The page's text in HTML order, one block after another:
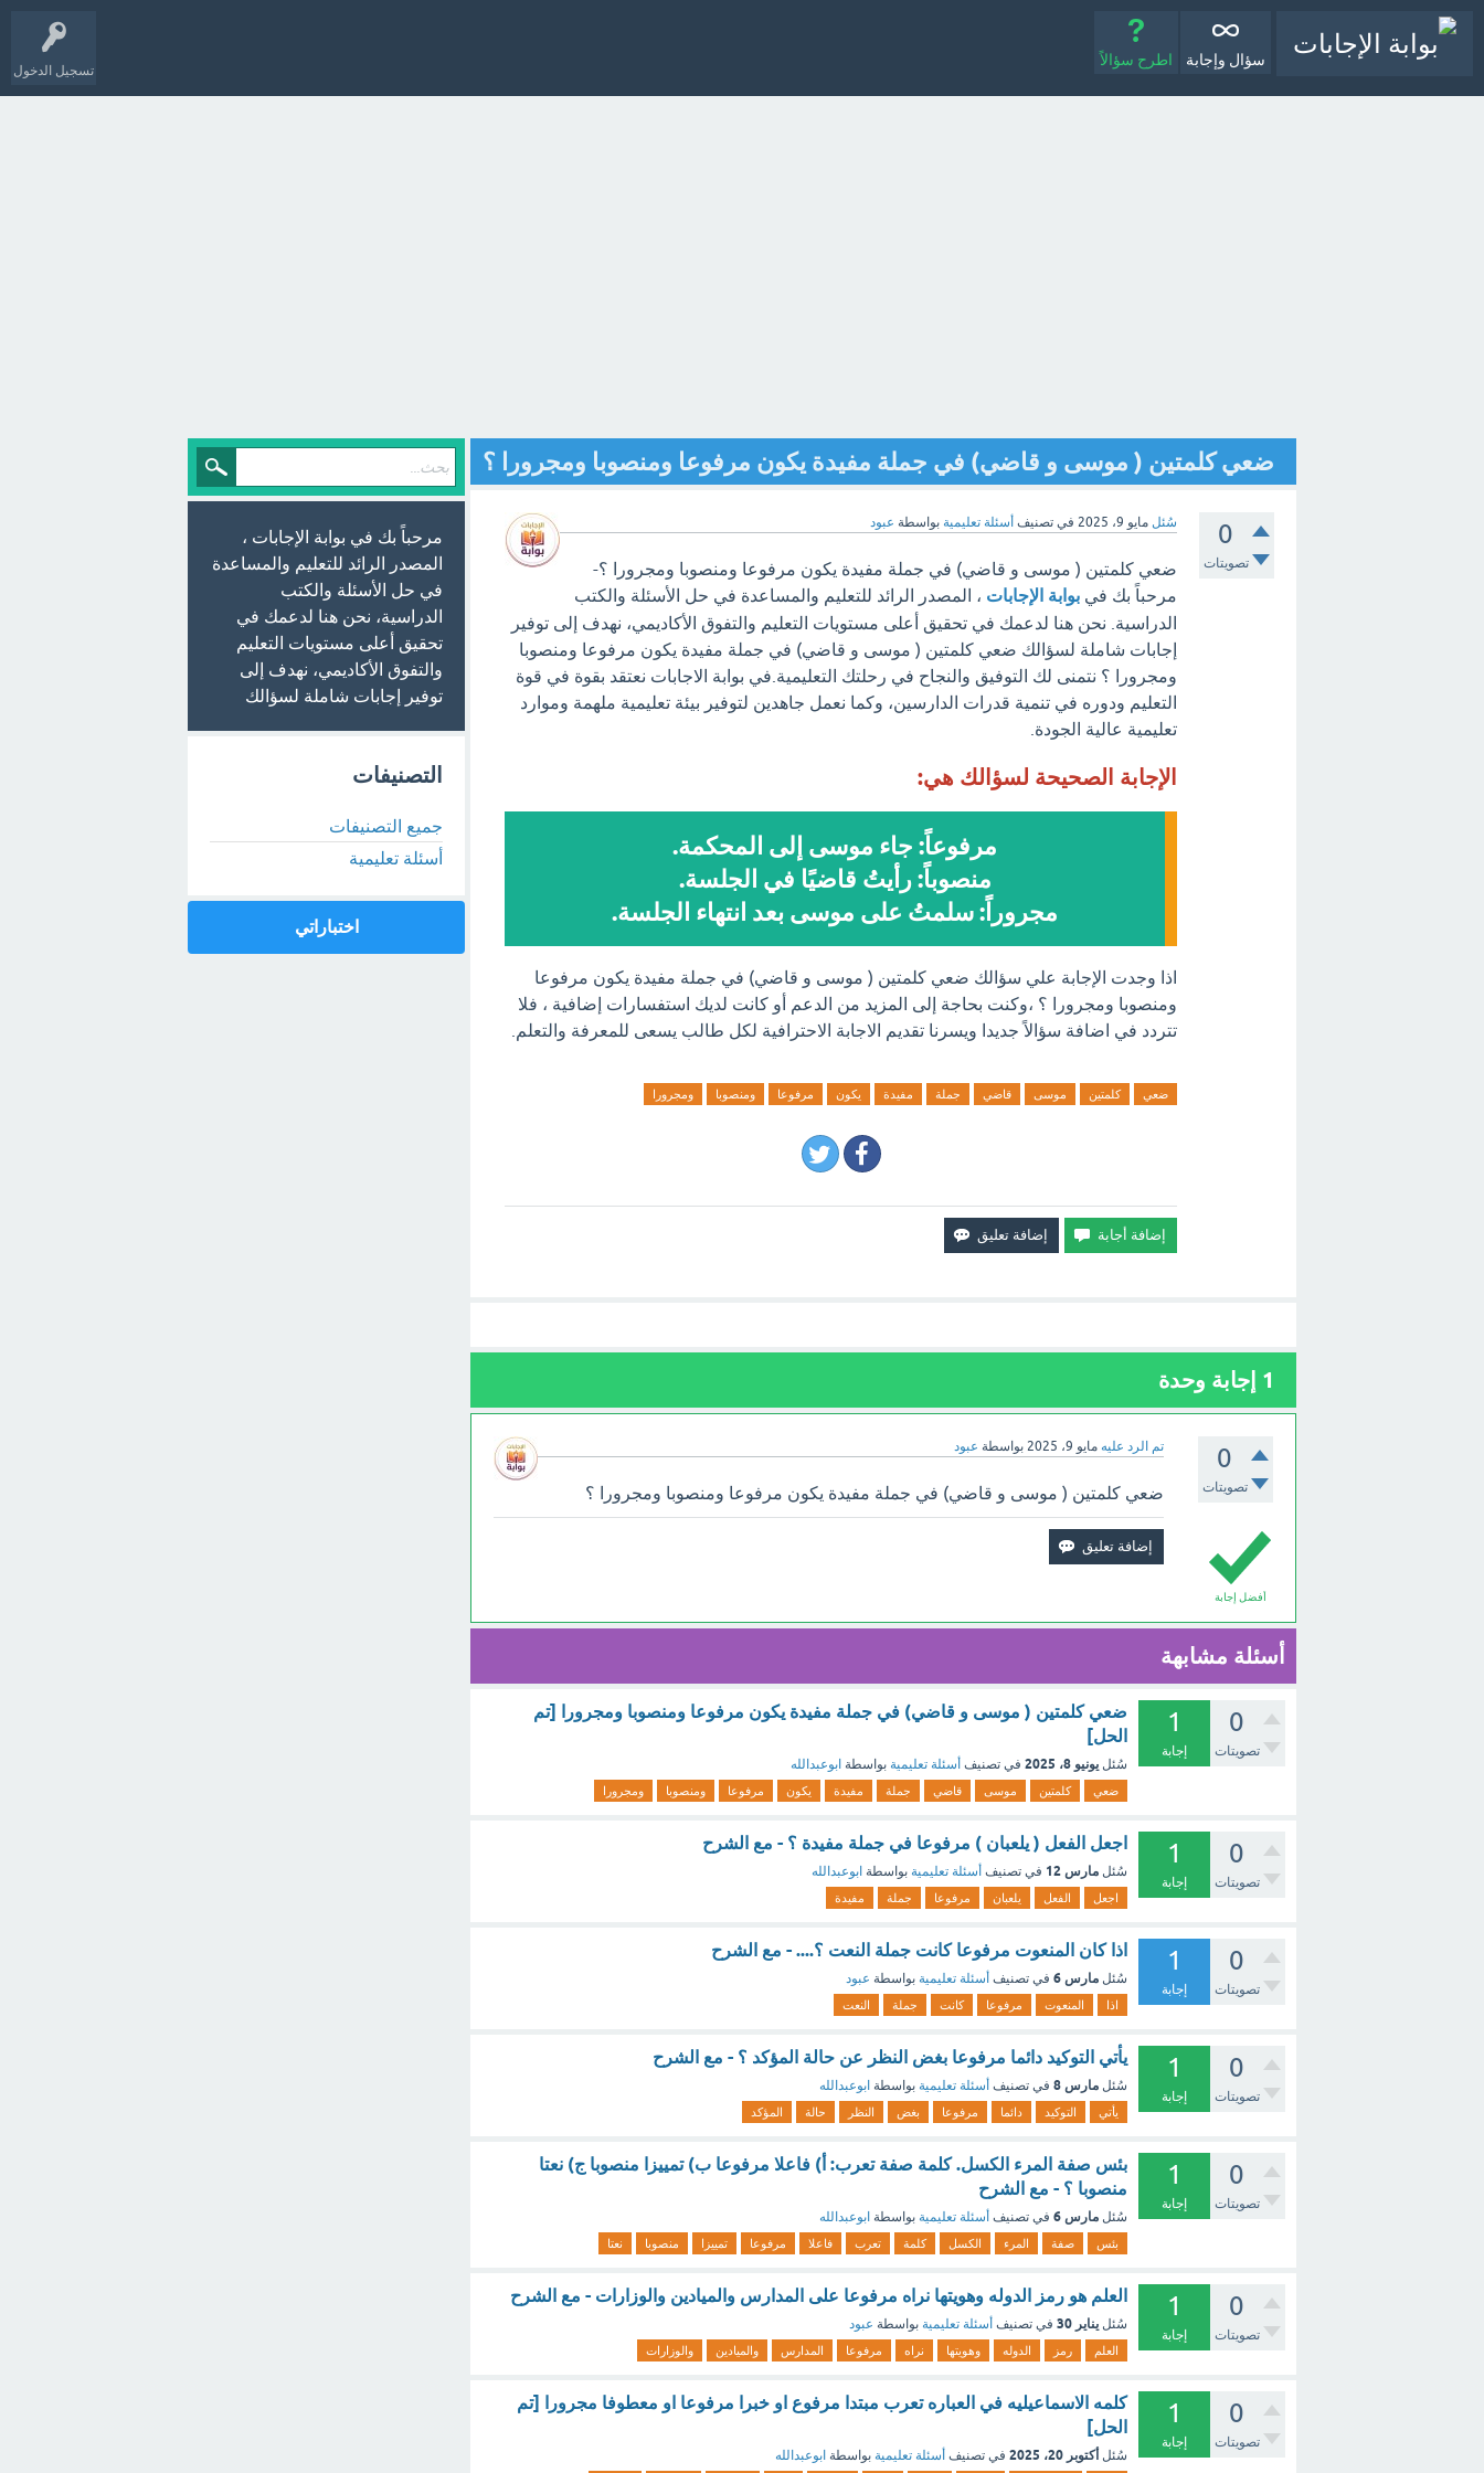
تسجيل الدخول
سؤال وإجابة اطرح سؤالاً
ضعي كلمتين ( موسى و قاضي) في جملة مفيدة يكون مرفوعا ومنصوبا ومجرورا ؟
0
تصويتات
سُئل مايو 9، 2025 في تصنيف أسئلة تعليمية بواسطة عبود
ضعي كلمتين ( موسى و قاضي) في جملة مفيدة يكون مرفوعا ومنصوبا ومجرورا ؟-
مرحباً بك في بوابة الإجابات ، المصدر الرائد للتعليم والمساعدة في حل الأسئلة والكتب
الدراسية. نحن هنا لدعمك في تحقيق أعلى مستويات التعليم والتفوق الأكاديمي، نهدف إلى توفير
إجابات شاملة لسؤالك ضعي كلمتين ( موسى و قاضي) في جملة مفيدة يكون مرفوعا ومنصوبا
ومجرورا ؟ نتمنى لك التوفيق والنجاح في رحلتك التعليمية.في بوابة الاجابات نعتقد بقوة في قوة
التعليم ودوره في تنمية قدرات الدارسين، وكما نعمل جاهدين لتوفير بيئة تعليمية ملهمة وموارد
تعليمية عالية الجودة.
الإجابة الصحيحة لسؤالك هي:
مرفوعاً: جاء موسى إلى المحكمة.
منصوباً: رأيتُ قاضيًا في الجلسة.
مجروراً: سلمتُ على موسى بعد انتهاء الجلسة.
اذا وجدت الإجابة علي سؤالك ضعي كلمتين ( موسى و قاضي) في جملة مفيدة يكون مرفوعا
ومنصوبا ومجرورا ؟ ،وكنت بحاجة إلى المزيد من الدعم أو كانت لديك استفسارات إضافية ، فلا
تتردد في اضافة سؤالاً جديدا ويسرنا تقديم الاجابة الاحترافية لكل طالب يسعى للمعرفة والتعلم.
ضعي كلمتين موسى قاضي جملة مفيدة يكون مرفوعا ومنصوبا ومجرورا
1 إجابة وحدة
0
تصويتات
تم الرد عليه مايو 9، 2025 بواسطة عبود
أفضل إجابة
ضعي كلمتين ( موسى و قاضي) في جملة مفيدة يكون مرفوعا ومنصوبا ومجرورا ؟
أسئلة مشابهة
0
تصويتات
1
إجابة
ضعي كلمتين ( موسى و قاضي) في جملة مفيدة يكون مرفوعا ومنصوبا ومجرورا [تم
الحل]
سُئل يونيو 8، 2025 في تصنيف أسئلة تعليمية بواسطة ابوعبدالله
ضعي كلمتين موسى قاضي جملة مفيدة يكون مرفوعا ومنصوبا ومجرورا
0
تصويتات
1
إجابة
اجعل الفعل ( يلعبان ) مرفوعا في جملة مفيدة ؟ - مع الشرح
سُئل مارس 12 في تصنيف أسئلة تعليمية بواسطة ابوعبدالله
اجعل الفعل يلعبان مرفوعا جملة مفيدة
0
تصويتات
1
إجابة
اذا كان المنعوت مرفوعا كانت جملة النعت ؟.... - مع الشرح
سُئل مارس 6 في تصنيف أسئلة تعليمية بواسطة عبود
اذا المنعوت مرفوعا كانت جملة النعت
0
تصويتات
1
إجابة
يأتي التوكيد دائما مرفوعا بغض النظر عن حالة المؤكد ؟ - مع الشرح
سُئل مارس 8 في تصنيف أسئلة تعليمية بواسطة ابوعبدالله
يأتي التوكيد دائما مرفوعا بغض النظر حالة المؤكد
0
تصويتات
1
إجابة
بئس صفة المرء الكسل. كلمة صفة تعرب: أ) فاعلا مرفوعا ب) تمييزا منصوبا ج) نعتا
منصوبا ؟ - مع الشرح
سُئل مارس 6 في تصنيف أسئلة تعليمية بواسطة ابوعبدالله
بئس صفة المرء الكسل كلمة تعرب فاعلا مرفوعا تمييزا منصوبا نعتا
0
تصويتات
1
إجابة
العلم هو رمز الدوله وهويتها نراه مرفوعا على المدارس والميادين والوزارات - مع الشرح
سُئل يناير 30 في تصنيف أسئلة تعليمية بواسطة عبود
العلم رمز الدوله وهويتها نراه مرفوعا المدارس والميادين والوزارات
0
تصويتات
1
إجابة
كلمه الاسماعيليه في العباره تعرب مبتدا مرفوع او خبرا مرفوعا او معطوفا مجرورا [تم
الحل]
سُئل أكتوبر 20، 2025 في تصنيف أسئلة تعليمية بواسطة ابوعبدالله
مرحباً بك في بوابة الإجابات ،
المصدر الرائد للتعليم والمساعدة
في حل الأسئلة والكتب
الدراسية، نحن هنا لدعمك في
تحقيق أعلى مستويات التعليم
والتفوق الأكاديمي، نهدف إلى
توفير إجابات شاملة لسؤالك
التصنيفات
جميع التصنيفات
أسئلة تعليمية
اختباراتي